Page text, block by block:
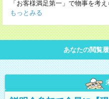
「お客様満足第一」で物事を考
もっとみる
あなたの閲覧